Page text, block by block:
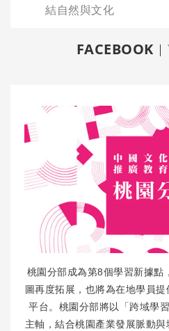
結自然與文化
FACEBOOK
桃園分部成為第8個學習新據點
圖再度拓展，也將為在地學員
平台。桃園分部將以「跨域學習
主軸，結合桃園產業發展脈動